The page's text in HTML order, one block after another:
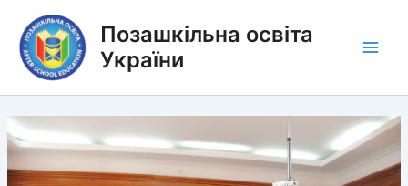
вмісту
Позашкільна освіта
України